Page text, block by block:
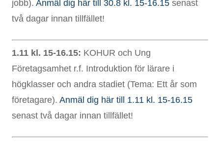
jobb). Anmäl dig här till 30.8 kl. 15-16.15 senast
två dagar innan tillfället!
1.11 kl. 15-16.15: KOHUR och Ung
Företagsamhet r.f. Introduktion för lärare i
högklasser och andra stadiet (Tema: Ett år som
företagare). Anmäl dig här till 1.11 kl. 15-16.15
senast två dagar innan tillfället!